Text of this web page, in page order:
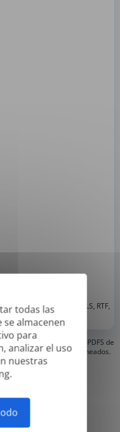
todas las
se almacenen
para
analizar el uso
nuestras
PDF*, CSV, PPTX, XLSX, XLS, RTF,
creados digitalmente y PDFS de
'solo de imagen' o escaneados.